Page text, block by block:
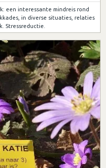
een interessante mindreis rond
in diverse situaties, relaties
Stressreductie.